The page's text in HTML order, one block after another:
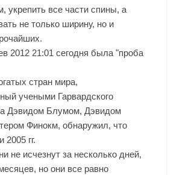
укрепить все части спины, а
не только ширину, но и
2012 21:01 сегодня была "проба
стран мира,
учеными Гарвардского
Дэвидом Блумом, Дэвидом
Финокм, обнаружил, что
2005 гг.
не исчезнут за несколько дней,
но они все равно